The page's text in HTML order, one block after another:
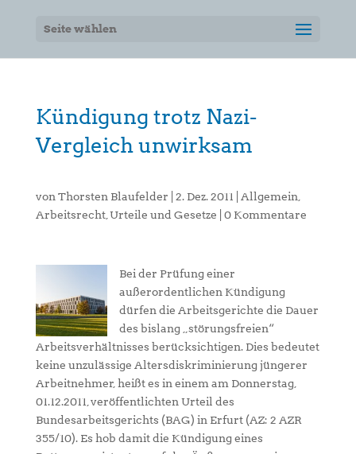
Seite wählen
Kündigung trotz Nazi-
Vergleich unwirksam
von Thorsten Blaufelder 2. Dez. 2011 Allgemein
Arbeitsrecht, Urteile und Gesetze 0 Kommentare
Bei der Prüfung einer
außerordentlichen Kündigung
dürfen die Arbeitsgerichte die Dauer
des bislang „störungsfreien“
Arbeitsverhältnisses berücksichtigen. Dies bedeutet
keine unzulässige Altersdiskriminierung jüngerer
Arbeitnehmer, heißt es in einem am Donnerstag,
01.12.2011, veröffentlichten Urteil des
Bundesarbeitsgerichts (BAG) in Erfurt (AZ: 2 AZR
355/10). Es hob damit die Kündigung eines